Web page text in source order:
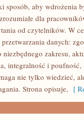
sposób, aby wdrożenia
dla
od czytelników. W
przetwarzania danych:
niezbędnego zakresu,
integralność i
nie tylko wiedzieć,
Strona opisuje, [